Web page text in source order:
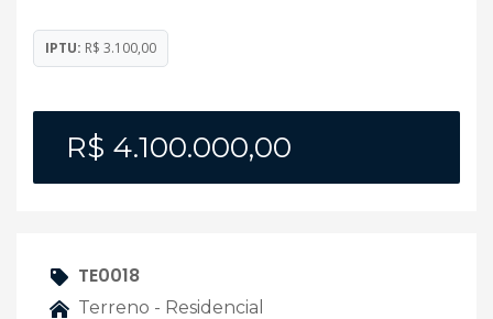
IPTU: R$ 3.100,00
R$ 4.100.000,00
TE0018
Terreno - Residencial